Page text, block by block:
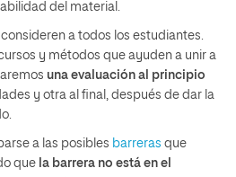
del material.
a todos los estudiantes.
y métodos que ayuden a unir a
una evaluación al principio
y otra al final, después de dar la
a las posibles barreras que
que la barrera no está en el